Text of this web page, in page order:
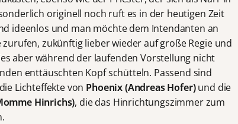
originell noch ruft es in der heutigen Zeit
ideenlos und man möchte dem Intendanten an
zukünftig lieber wieder auf große Regie und
aber während der laufenden Vorstellung nicht
enttäuschten Kopf schütteln. Passend sind
Lichteffekte von Phoenix (Andreas Hofer)und die
Hinrichs), die das Hinrichtungszimmer zum